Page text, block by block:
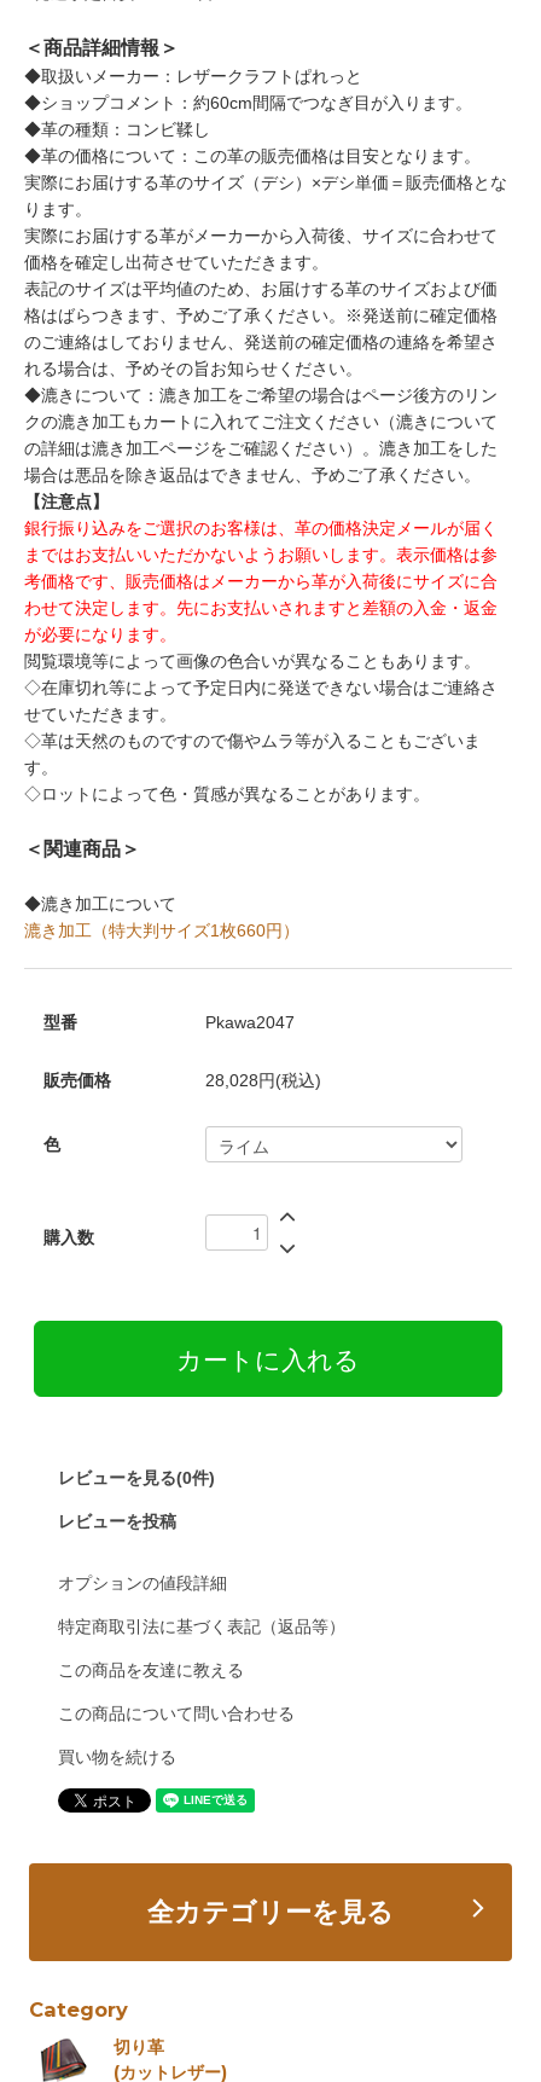
＜商品詳細情報＞
◆取扱いメーカー：レザークラフトぱれっと
◆ショップコメント：約60cm間隔でつなぎ目が入ります。
◆革の種類：コンビ鞣し
◆革の価格について：この革の販売価格は目安となります。
実際にお届けする革のサイズ（デシ）×デシ単価＝販売価格とな
ります。
実際にお届けする革がメーカーから入荷後、サイズに合わせて
価格を確定し出荷させていただきます。
表記のサイズは平均値のため、お届けする革のサイズおよび価
格はばらつきます、予めご了承ください。※発送前に確定価格
のご連絡はしておりません、発送前の確定価格の連絡を希望さ
れる場合は、予めその旨お知らせください。
◆漉きについて：漉き加工をご希望の場合はページ後方のリン
クの漉き加工もカートに入れてご注文ください（漉きについて
の詳細は漉き加工ページをご確認ください）。漉き加工をした
場合は悪品を除き返品はできません、予めご了承ください。
【注意点】
銀行振り込みをご選択のお客様は、革の価格決定メールが届く
まではお支払いいただかないようお願いします。表示価格は参
考価格です、販売価格はメーカーから革が入荷後にサイズに合
わせて決定します。先にお支払いされますと差額の入金・返金
が必要になります。
閲覧環境等によって画像の色合いが異なることもあります。
◇在庫切れ等によって予定日内に発送できない場合はご連絡さ
せていただきます。
◇革は天然のものですので傷やムラ等が入ることもございま
す。
◇ロットによって色・質感が異なることがあります。
＜関連商品＞
◆漉き加工について
漉き加工（特大判サイズ1枚660円）
型番 Pkawa2047
販売価格 28,028円(税込)
色
購入数
レビューを見る(0件)
レビューを投稿
オプションの値段詳細
特定商取引法に基づく表記（返品等）
この商品を友達に教える
この商品について問い合わせる
買い物を続ける
全カテゴリーを見る
Category
切り革
(カットレザー)